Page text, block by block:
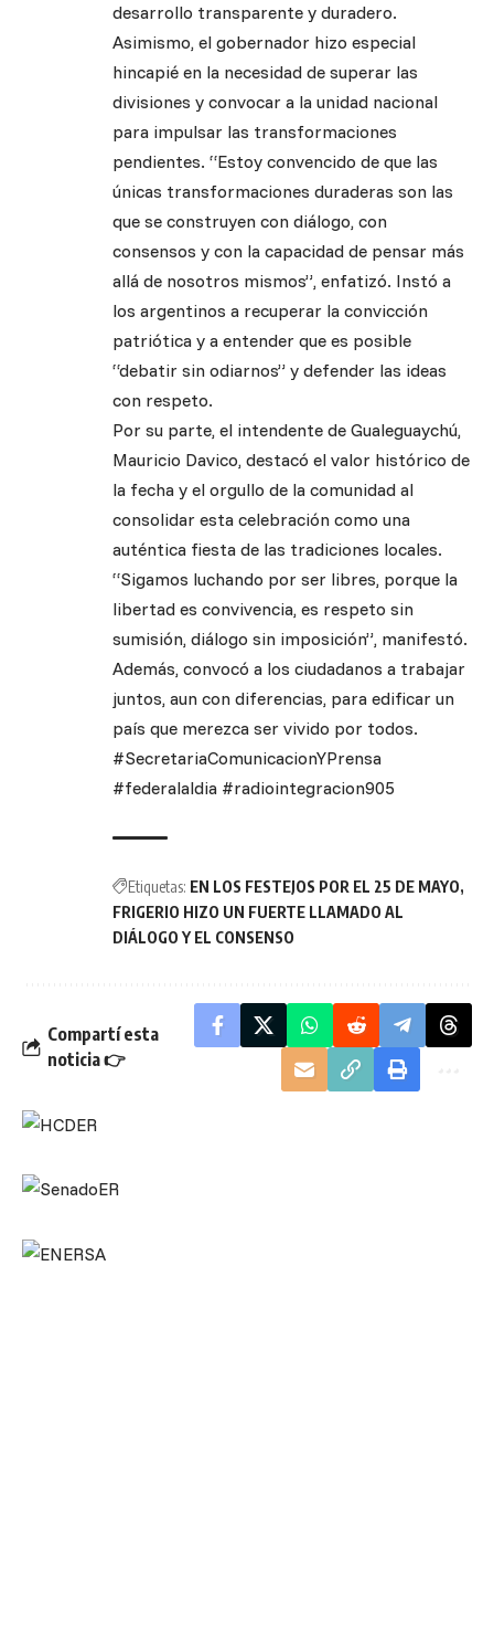
desarrollo transparente y duradero.
Asimismo, el gobernador hizo especial
hincapié en la necesidad de superar las
divisiones y convocar a la unidad nacional
para impulsar las transformaciones
pendientes. “Estoy convencido de que las
únicas transformaciones duraderas son las
que se construyen con diálogo, con
consensos y con la capacidad de pensar más
allá de nosotros mismos”, enfatizó. Instó a
los argentinos a recuperar la convicción
patriótica y a entender que es posible
“debatir sin odiarnos” y defender las ideas
con respeto.
Por su parte, el intendente de Gualeguaychú,
Mauricio Davico, destacó el valor histórico de
la fecha y el orgullo de la comunidad al
consolidar esta celebración como una
auténtica fiesta de las tradiciones locales.
“Sigamos luchando por ser libres, porque la
libertad es convivencia, es respeto sin
sumisión, diálogo sin imposición”, manifestó.
Además, convocó a los ciudadanos a trabajar
juntos, aun con diferencias, para edificar un
país que merezca ser vivido por todos.
#SecretariaComunicacionYPrensa
#federalaldia #radiointegracion905
Etiquetas: EN LOS FESTEJOS POR EL 25 DE MAYO
FRIGERIO HIZO UN FUERTE LLAMADO AL
DIÁLOGO Y EL CONSENSO
Compartí esta
noticia 👉